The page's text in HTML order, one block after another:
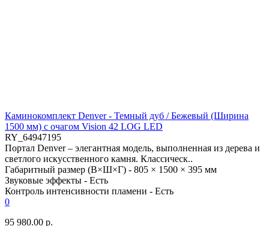
Каминокомплект Denver - Темный дуб / Бежевый (Ширина
1500 мм) с очагом Vision 42 LOG LED
RY_64947195
Портал Denver – элегантная модель, выполненная из дерева и
светлого искусственного камня. Классическ..
Габаритный размер (В×Ш×Г) - 805 × 1500 × 395 мм
Звуковые эффекты - Есть
Контроль интенсивности пламени - Есть
0
95 980.00 р.